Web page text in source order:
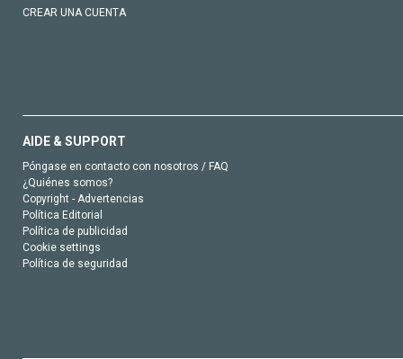
CREAR UNA CUENTA
AIDE & SUPPORT
Póngase en contacto con nosotros / FAQ
¿Quiénes somos?
Copyright - Advertencias
Política Editorial
Política de publicidad
Cookie settings
Política de seguridad